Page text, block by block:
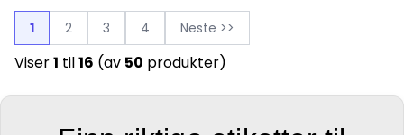
1 2 3 4 Neste >>
Viser1 til16 (av 50 produkter)